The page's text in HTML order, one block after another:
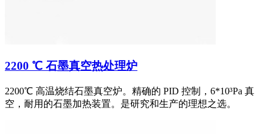
2200 ℃ 石墨真空热处理炉
2200℃ 高温烧结石墨真空炉。精确的 PID 控制，6*10³Pa 真
空，耐用的石墨加热装置。是研究和生产的理想之选。